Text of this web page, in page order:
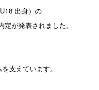
出身）の
が発表されました。
支えています。